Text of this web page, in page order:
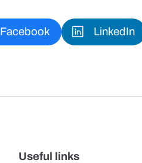
Facebook LinkedIn
Useful links